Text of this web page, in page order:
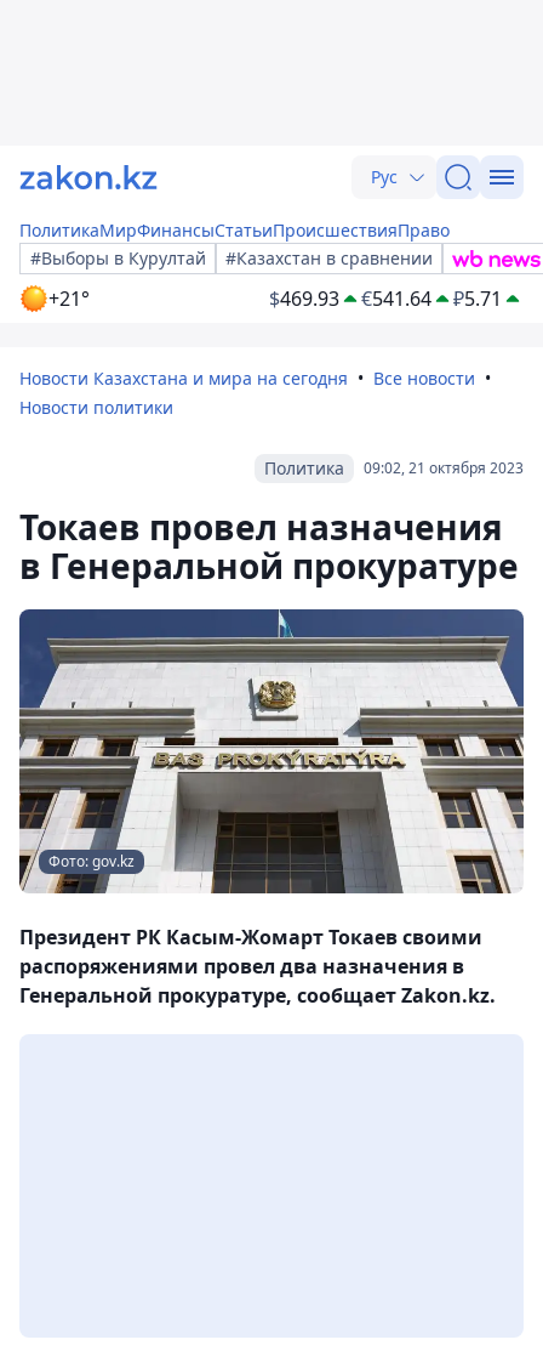
Рус
ПолитикаМирФинансыСтатьиПроисшествияПраво
#Выборы в Курултай
#Казахстан в сравнении
+21° $469.93 €541.64 ₽5.71
Новости Казахстана и мира на сегодня
Все новости
Новости политики
09:02, 21 октября 2023
Политика
Токаев провел назначения
в Генеральной прокуратуре
Фото: gov.kz
Президент РК Касым-Жомарт Токаев своими
распоряжениями провел два назначения в
Генеральной прокуратуре, сообщает Zakon.kz.